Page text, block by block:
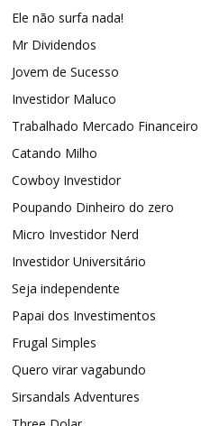
Ele não surfa nada!
Mr Dividendos
Jovem de Sucesso
Investidor Maluco
Trabalhado Mercado Financeiro
Catando Milho
Cowboy Investidor
Poupando Dinheiro do zero
Micro Investidor Nerd
Investidor Universitário
Seja independente
Papai dos Investimentos
Frugal Simples
Quero virar vagabundo
Sirsandals Adventures